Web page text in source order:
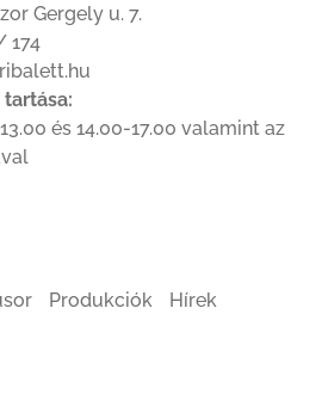
Gergely u. 7.
174
és 14.00-17.00 valamint az
Produkciók
Hírek